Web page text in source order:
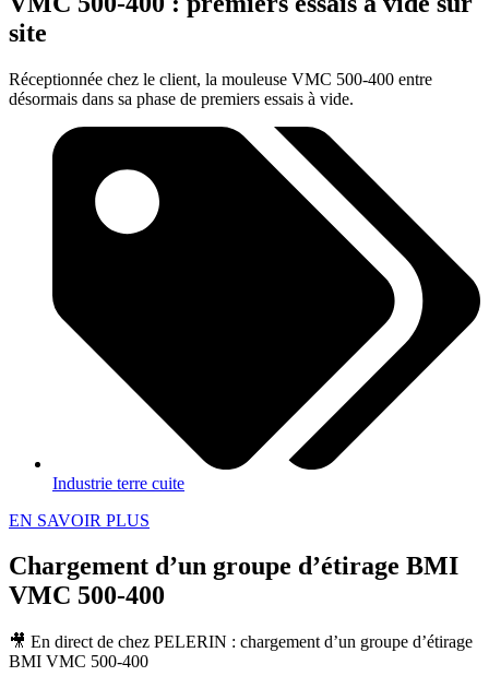
site
Réceptionnée chez le client, la mouleuse VMC 500-400 entre
désormais dans sa phase de premiers essais à vide.
Industrie terre cuite
EN SAVOIR PLUS
Chargement d’un groupe d’étirage BMI
VMC 500-400
🎥 En direct de chez PELERIN : chargement d’un groupe d’étirage
BMI VMC 500-400